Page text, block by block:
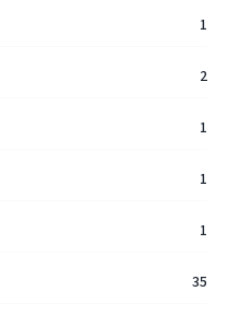
1
2
1
1
1
35